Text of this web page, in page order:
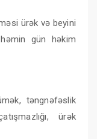
ürək və beyini
gün həkim
təngnəfəslik
ürək